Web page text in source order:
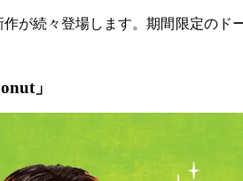
が続々登場します。期間限定の
」